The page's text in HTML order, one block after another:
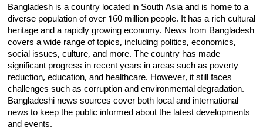
Bangladesh is a country located in South Asia and is home to a
diverse population of over 160 million people. It has a rich cultural
heritage and a rapidly growing economy. News from Bangladesh
covers a wide range of topics, including politics, economics,
social issues, culture, and more. The country has made
significant progress in recent years in areas such as poverty
reduction, education, and healthcare. However, it still faces
challenges such as corruption and environmental degradation.
Bangladeshi news sources cover both local and international
news to keep the public informed about the latest developments
and events.